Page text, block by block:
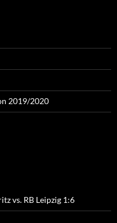
2019/2020
vs. RB Leipzig 1:6